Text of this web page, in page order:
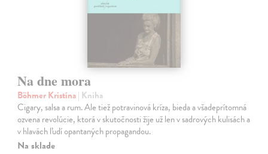
Na dne mora
Böhmer Kristína| Kniha
Cigary, salsa a rum. Ale tiež potravinová kríza, bieda a všadeprítomná
ozvena revolúcie, ktorá v skutočnosti žije už len v sadrových kulisách a
v hlavách ľudí opantaných propagandou.
Na sklade